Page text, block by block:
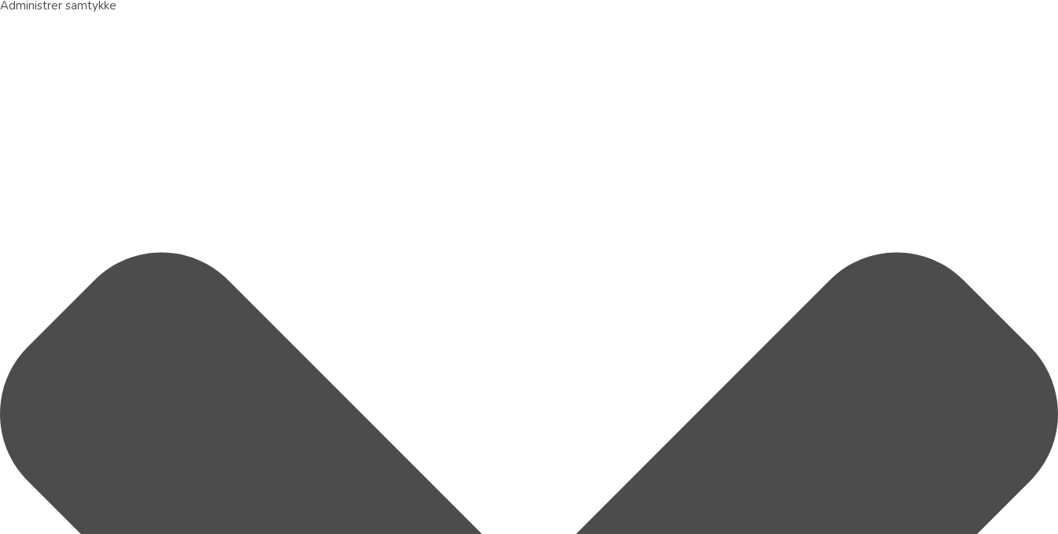
Administrer samtykke